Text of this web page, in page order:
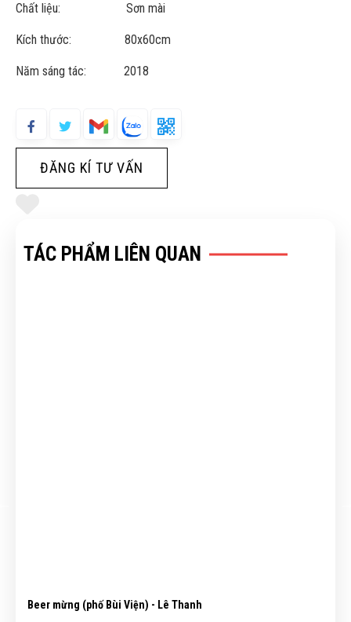
Chất liệu: Sơn mài
Kích thước: 80x60cm
Năm sáng tác: 2018
ĐĂNG KÍ TƯ VẤN
TÁC PHẨM LIÊN QUAN
Beer mừng (phố Bùi Viện) - Lê Thanh